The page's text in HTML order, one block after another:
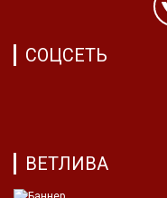
СОЦСЕТЬ
ВЕТЛИВА